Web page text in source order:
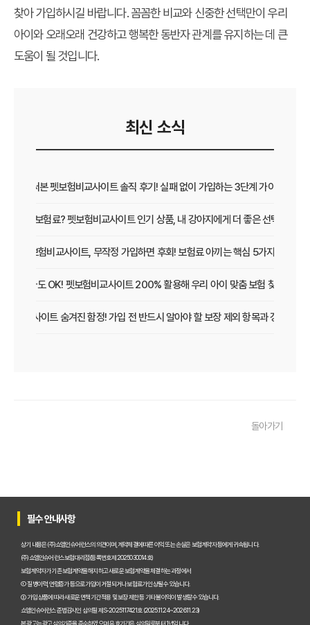
찾아 가입하시길 바랍니다. 꼼꼼한 비교와 신중한 선택만이 우리
아이와 오래오래 건강하고 행복한 동반자 관계를 유지하는 데 큰
도움이 될 것입니다.
최신 소식
직접 써본 펫보험비교사이트 솔직 후기! 실패 없이 가입하는 3단계 가이드
보장 vs 보험료? 펫보험비교사이트 인기 상품, 내 강아지에게 더 좋은 선택은?
펫보험비교사이트, 무작정 가입하면 후회! 보험료 아끼는 핵심 5가지
초보 집사도 OK! 펫보험비교사이트 200% 활용해 우리 아이 맞춤 보험 찾는 법
험비교사이트 숨겨진 함정! 가입 전 반드시 알아야 할 보장 제외 항목과 갱신 조건
펫보험비교사이트, 평점만 보고 고르면 후회? 진짜 중요한 차이점은?
펫보험비교사이트, A사와 B사 어디가 더 유리할까?
펫보험비교사이트 이용 전 필수! 놓치면 후회할 3가지 체크리스트
펫보험비교사이트, 내 반려동물에게 꼭 맞는 선택 기준은?
돌아가기
필수 안내사항
상기 내용은 (주)쇼엠인슈어런스의 의견이며, 계약체결에 따른 이익 또는 손실은 보험계약자 등에게 귀속됩니다.
(주)쇼엠인슈어런스 보험대리점(등록번호 제2025030014호)
보험계약자가 기존 보험계약을 해지하고 새로운 보험계약을 체결하는 과정에서
① 질병이력, 연령증가 등으로 가입이 거절되거나 보험료가 인상될 수 있습니다.
② 가입 상품에 따라 새로운 면책기간 적용 및 보장 제한 등 기타 불이익이 발생할 수 있습니다.
쇼엠인슈어런스 준법감시인 심의필 제S-2025117421호 (2025.11.24~2026.11.23)
본 광고는 광고심의기준을 준수하였으며, 유효기간은 심의일로부터 1년입니다.